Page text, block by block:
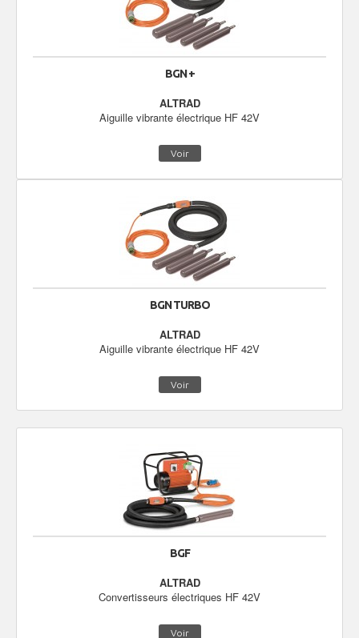
BGN +
ALTRAD
Aiguille vibrante électrique HF 42V
Voir
BGN TURBO
ALTRAD
Aiguille vibrante électrique HF 42V
Voir
BGF
ALTRAD
Convertisseurs électriques HF 42V
Voir